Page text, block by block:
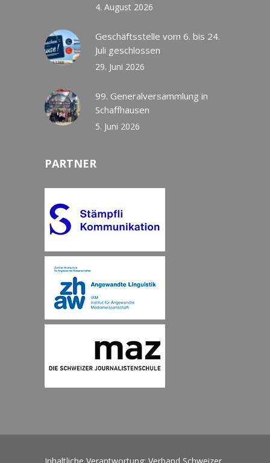
4. August 2026
Geschäftsstelle vom 6. bis 24.
Juli geschlossen
29. Juni 2026
99. Generalversammlung in
Schaffhausen
5. Juni 2026
PARTNER